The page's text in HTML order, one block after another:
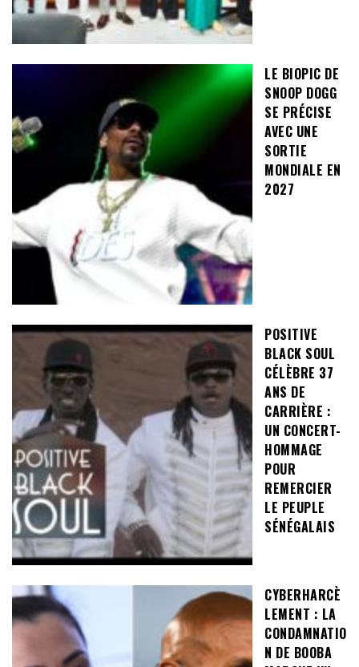
LE BIOPIC DE
SNOOP DOGG
SE PRÉCISE
AVEC UNE
SORTIE
MONDIALE EN
2027
POSITIVE
BLACK SOUL
CÉLÈBRE 37
ANS DE
CARRIÈRE :
UN CONCERT-
HOMMAGE
POUR
REMERCIER
LE PEUPLE
SÉNÉGALAIS
CYBERHARCÈ
LEMENT : LA
CONDAMNATIO
N DE BOOBA